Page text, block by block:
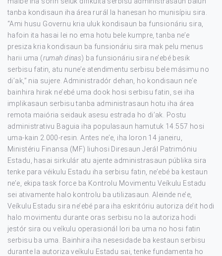
tanba kondisaun iha área rurál la hanesan ho munisípiu sira.
“Ami husu Governu kria uluk kondisaun ba funsionáriu sira,
hafoin ita hasai lei no ema hotu bele kumpre, tanba ne’e
presiza kria kondisaun ba funsionáriu sira mak pelu menus
harii uma (rumah dinas) ba funsionáriu sira ne’ebé besik
serbisu fatin, atu nune’e atendimentu serbisu bele másimu no
di’ak,” nia sujere. Administradór dehan, ho kondisaun ne’e
bainhira hirak ne’ebé uma dook hosi serbisu fatin, sei iha
implikasaun serbisu tanba administrasaun hotu iha área
remota maiória seidauk asesu estrada ho di’ak. Postu
administrativu Baguia iha populasaun hamutuk 14.557 hosi
uma-kain 2.000-resin. Antes ne’e, iha loron 14 janeiru,
Ministériu Finansa (MF) liuhosi Diresaun Jerál Patrimóniu
Estadu, hasai sirkulár atu ajente administrasaun públika sira
tenke para véikulu Estadu iha serbisu fatin, ne’ebé ba kestaun
ne’e, ekipa task force ba Kontrolu Movimentu Veíkulu Estadu
sei ativamente halo kontrolu ba utilizasaun. Aleinde ne’e,
Veíkulu Estadu sira ne’ebé para iha eskritóriu autoriza de’it hodi
halo movimentu durante oras serbisu no la autoriza hodi
jestór sira ou veíkulu operasionál lori ba uma no hosi fatin
serbisu ba uma. Bainhira iha nesesidade ba kestaun serbisu
durante la autoriza veíkulu Estadu sai, tenke fundamenta ho